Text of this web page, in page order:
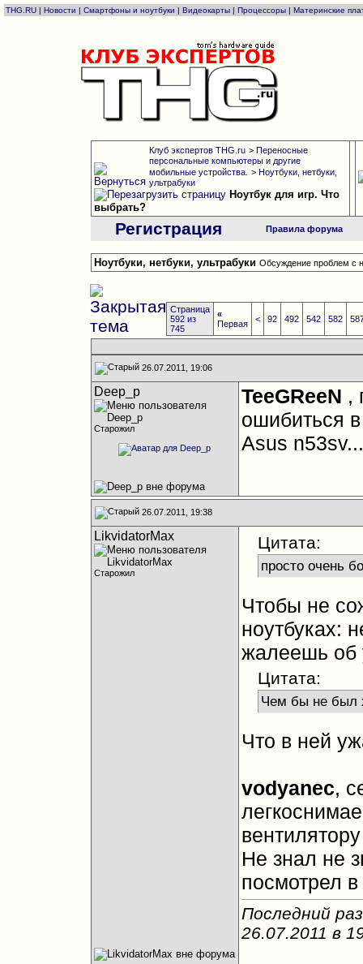
THG.RU | Новости | Смартфоны и ноутбуки | Видеокарты | Процессоры | Материнские
Клуб экспертов THG.ru > Переносные
персональные компьютеры и другие
мобильные устройства. > Ноутбуки, нетбуки,
ультрабуки
Ноутбук для игр. Что
выбрать?
Регистрация Правила форума
Ноутбуки, нетбуки, ультрабуки Обсуждение проблем с
Страница
592 из
745
«
Первая
< 92 492 542 582
26.07.2011, 19:06
Deep_p
Старожил
TeeGReeN ,
ошибиться
Asus n53sv...
26.07.2011, 19:38
LikvidatorMax
Старожил
Цитата:
просто очень
Чтобы не
ноутбуках:
жалеешь
Цитата:
Чем бы не был
Что в ней
vodyanec,
Не знал не
посмотрел в
Последний
26.07.2011 в